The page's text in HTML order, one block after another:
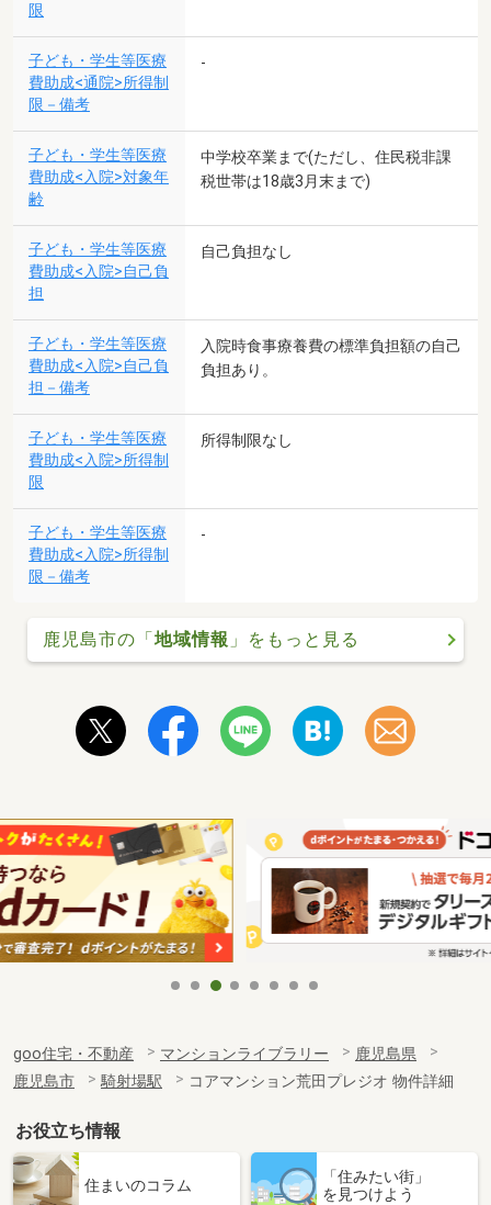
限
子ども・学生等医療
費助成<通院>所得制
限－備考
-
子ども・学生等医療
費助成<入院>対象年
齢
中学校卒業まで(ただし、住民税非課
税世帯は18歳3月末まで)
子ども・学生等医療
費助成<入院>自己負
担
自己負担なし
子ども・学生等医療
費助成<入院>自己負
担－備考
入院時食事療養費の標準負担額の自己
負担あり。
子ども・学生等医療
費助成<入院>所得制
限
所得制限なし
子ども・学生等医療
費助成<入院>所得制
限－備考
-
鹿児島市の「地域情報 」をもっと見る
goo住宅・不動産 マンションライブラリー
鹿児島県
鹿児島市
騎射場駅 コアマンション荒田プレジオ 物件詳細
お役立ち情報
住まいのコラム
「住みたい街」
を見つけよう